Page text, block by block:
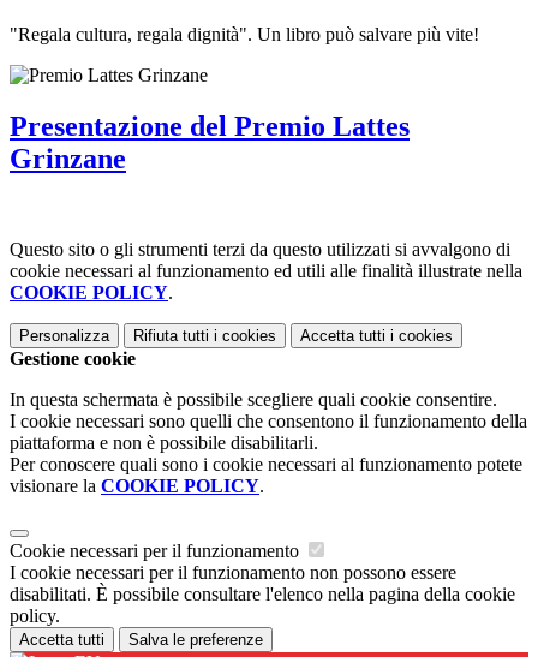
"Regala cultura, regala dignità". Un libro può salvare più vite!
Presentazione del Premio Lattes
Grinzane
Questo sito o gli strumenti terzi da questo utilizzati si avvalgono di
cookie necessari al funzionamento ed utili alle finalità illustrate nella
COOKIE POLICY.
Personalizza Rifiuta tutti i cookies Accetta tutti i cookies
Gestione cookie
In questa schermata è possibile scegliere quali cookie consentire.
I cookie necessari sono quelli che consentono il funzionamento della
piattaforma e non è possibile disabilitarli.
Per conoscere quali sono i cookie necessari al funzionamento potete
visionare la COOKIE POLICY.
Cookie necessari per il funzionamento
I cookie necessari per il funzionamento non possono essere
disabilitati. È possibile consultare l'elenco nella pagina della cookie
policy.
Accetta tutti Salva le preferenze